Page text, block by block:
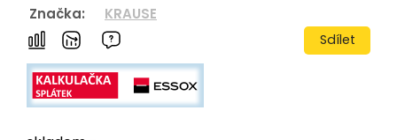
Značka:
KRAUSE
Sdílet